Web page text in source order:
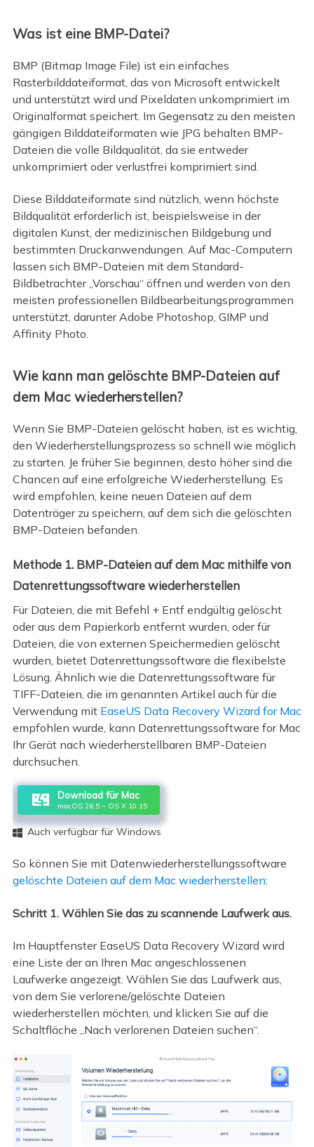
Was ist eine BMP-Datei?
BMP (Bitmap Image File) ist ein einfaches
Rasterbilddateiformat, das von Microsoft entwickelt
und unterstützt wird und Pixeldaten unkomprimiert im
Originalformat speichert. Im Gegensatz zu den meisten
gängigen Bilddateiformaten wie JPG behalten BMP-
Dateien die volle Bildqualität, da sie entweder
unkomprimiert oder verlustfrei komprimiert sind.
Diese Bilddateiformate sind nützlich, wenn höchste
Bildqualität erforderlich ist, beispielsweise in der
digitalen Kunst, der medizinischen Bildgebung und
bestimmten Druckanwendungen. Auf Mac-Computern
lassen sich BMP-Dateien mit dem Standard-
Bildbetrachter „Vorschau“ öffnen und werden von den
meisten professionellen Bildbearbeitungsprogrammen
unterstützt, darunter Adobe Photoshop, GIMP und
Affinity Photo.
Wie kann man gelöschte BMP-Dateien auf
dem Mac wiederherstellen?
Wenn Sie BMP-Dateien gelöscht haben, ist es wichtig,
den Wiederherstellungsprozess so schnell wie möglich
zu starten. Je früher Sie beginnen, desto höher sind die
Chancen auf eine erfolgreiche Wiederherstellung. Es
wird empfohlen, keine neuen Dateien auf dem
Datenträger zu speichern, auf dem sich die gelöschten
BMP-Dateien befanden.
Methode 1. BMP-Dateien auf dem Mac mithilfe von
Datenrettungssoftware wiederherstellen
Für Dateien, die mit Befehl + Entf endgültig gelöscht
oder aus dem Papierkorb entfernt wurden, oder für
Dateien, die von externen Speichermedien gelöscht
wurden, bietet Datenrettungssoftware die flexibelste
Lösung. Ähnlich wie die Datenrettungssoftware für
TIFF-Dateien, die im genannten Artikel auch für die
Verwendung mit EaseUS Data Recovery Wizard for Mac
empfohlen wurde, kann Datenrettungssoftware for Mac
Ihr Gerät nach wiederherstellbaren BMP-Dateien
durchsuchen.
Download für Mac
macOS 26.5 ~ OS X 10.15
 Auch verfügbar für Windows
So können Sie mit Datenwiederherstellungssoftware
gelöschte Dateien auf dem Mac wiederherstellen:
Schritt 1. Wählen Sie das zu scannende Laufwerk aus.
Im Hauptfenster EaseUS Data Recovery Wizard wird
eine Liste der an Ihren Mac angeschlossenen
Laufwerke angezeigt. Wählen Sie das Laufwerk aus,
von dem Sie verlorene/gelöschte Dateien
wiederherstellen möchten, und klicken Sie auf die
Schaltfläche „Nach verlorenen Dateien suchen“.